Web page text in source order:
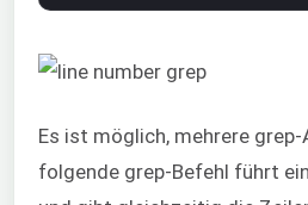
Es ist möglich, mehrere
folgende grep-Befehl führt